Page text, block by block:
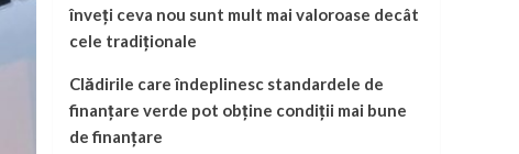
înveți ceva nou sunt mult mai valoroase decât
cele tradiționale
Clădirile care îndeplinesc standardele de
finanțare verde pot obține condiții mai bune
de finanțare